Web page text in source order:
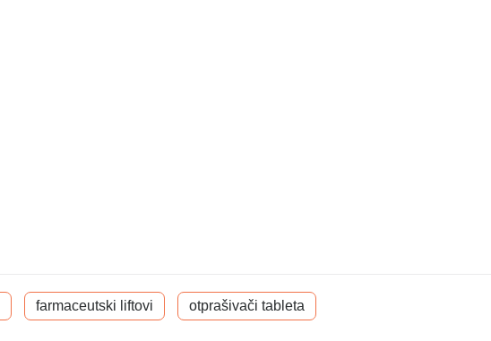
farmaceutski liftovi otprašivači tableta